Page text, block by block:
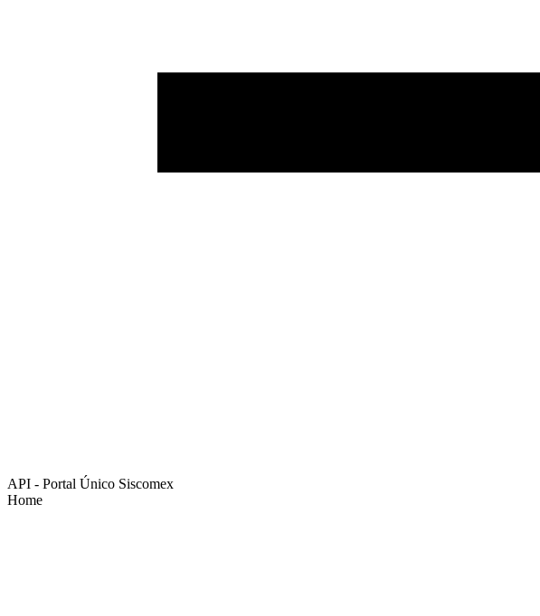
API - Portal Único Siscomex
Home